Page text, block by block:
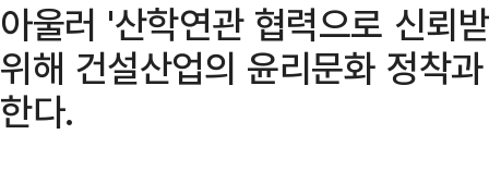
아울러 '산학연관 협력으로 신뢰
위해 건설산업의 윤리문화 정착
한다.